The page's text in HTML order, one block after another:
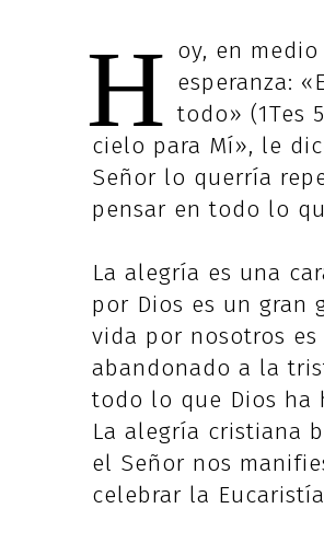
H oy, en
esperanza:
todo» (1Tes
cielo para Mí», le
Señor lo querría
pensar en todo lo
La alegría es una
por Dios es un gran
vida por nosotros
abandonado a la
todo lo que Dios ha
La alegría cristiana
el Señor nos
celebrar la